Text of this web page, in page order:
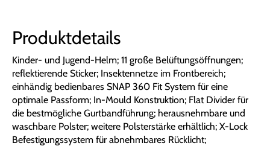
Produktdetails
Kinder- und Jugend-Helm; 11 große Belüftungsöffnungen;
reflektierende Sticker; Insektennetze im Frontbereich;
einhändig bedienbares SNAP 360 Fit System für eine
optimale Passform; In-Mould Konstruktion; Flat Divider für
die bestmögliche Gurtbandführung; herausnehmbare und
waschbare Polster; weitere Polsterstärke erhältlich; X-Lock
Befestigungssystem für abnehmbares Rücklicht;